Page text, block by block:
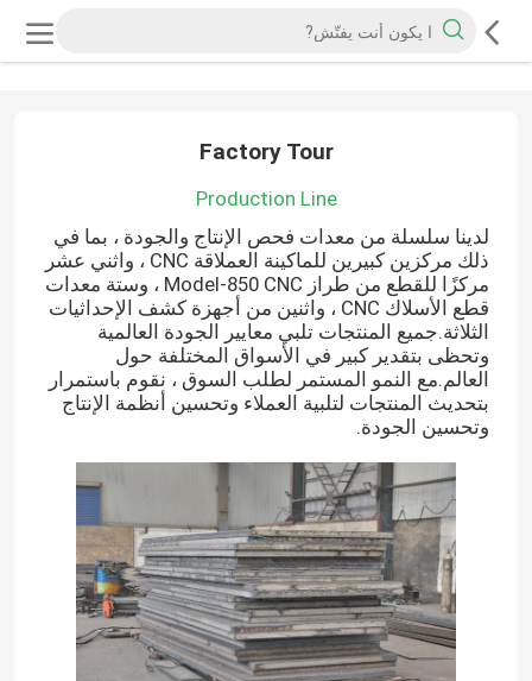
Factory Tour
Production Line
لدينا سلسلة من معدات فحص الإنتاج والجودة ، بما في
ذلك مركزين كبيرين للماكينة العملاقة CNC ، واثني عشر
مركزًا للقطع من طراز Model-850 CNC ، وستة معدات
قطع الأسلاك CNC ، واثنين من أجهزة كشف الإحداثيات
الثلاثة.جميع المنتجات تلبي معايير الجودة العالمية
وتحظى بتقدير كبير في الأسواق المختلفة حول
العالم.مع النمو المستمر لطلب السوق ، نقوم باستمرار
بتحديث المنتجات لتلبية العملاء وتحسين أنظمة الإنتاج
وتحسين الجودة.